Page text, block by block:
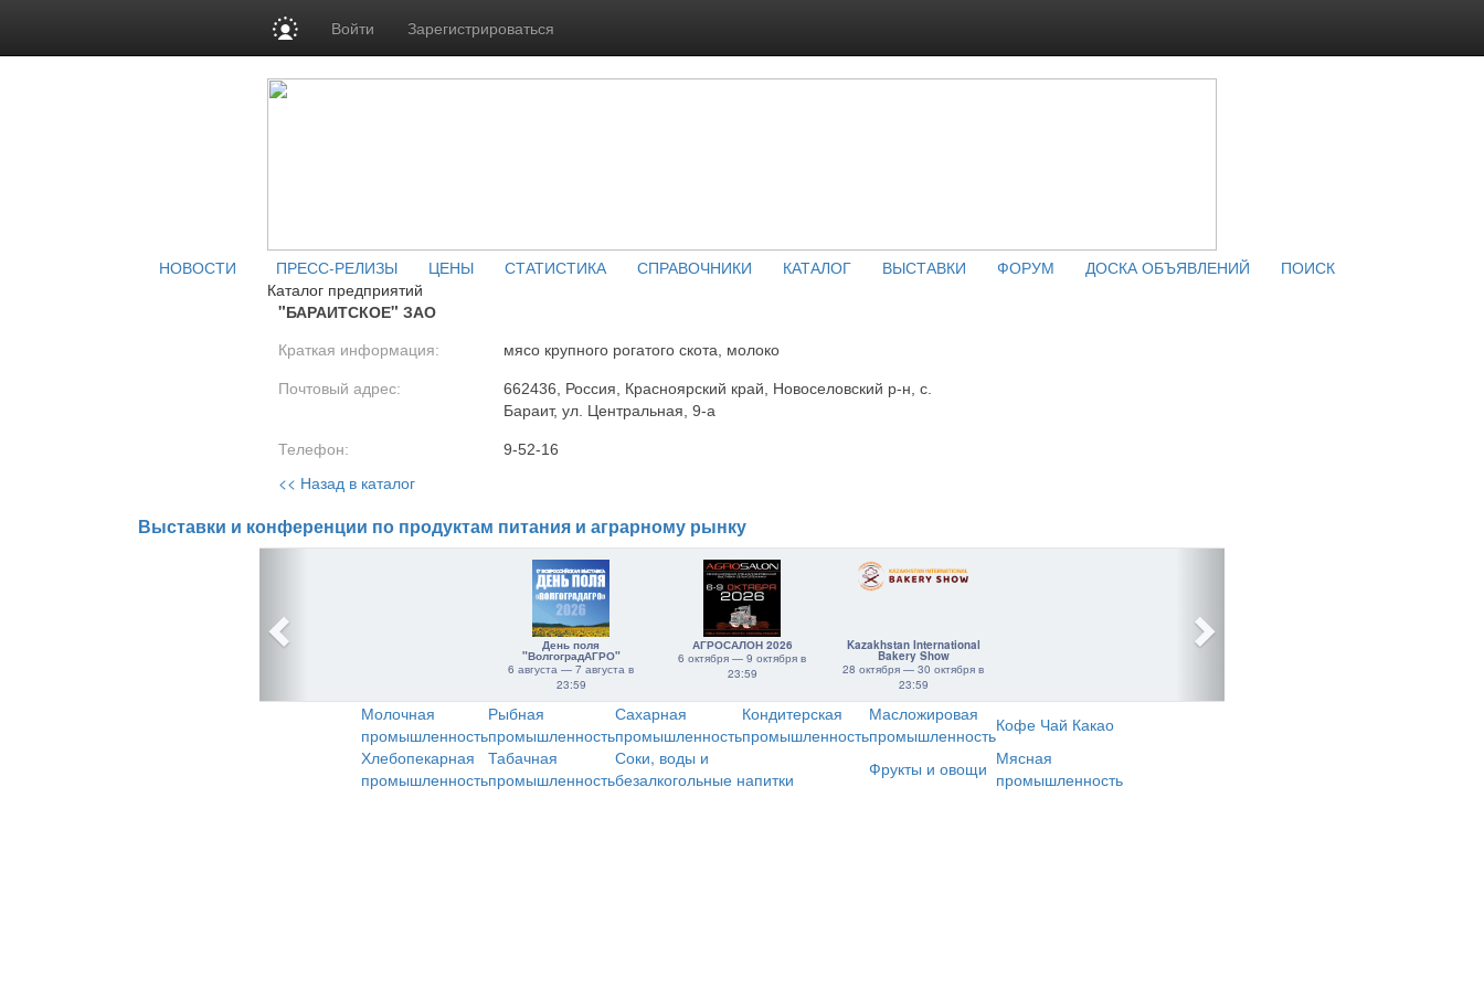
Войти Зарегистрироваться
НОВОСТИ ПРЕСС-РЕЛИЗЫ ЦЕНЫ СТАТИСТИКА СПРАВОЧНИКИ КАТАЛОГ ВЫСТАВКИ ФОРУМ ДОСКА ОБЪЯВЛЕНИЙ
ПОИСК
Каталог предприятий
"БАРАИТСКОЕ" ЗАО
Краткая информация: мясо крупного рогатого скота, молоко
Почтовый адрес:
662436, Россия, Красноярский край, Новоселовский р-н, с.
Бараит, ул. Центральная, 9-а
Телефон: 9-52-16
<< Назад в каталог
Выставки и конференции по продуктам питания и аграрному рынку
День поля
"ВолгоградАГРО"
6 августа — 7 августа в
23:59
АГРОСАЛОН 2026
6 октября — 9 октября в
23:59
Kazakhstan International
Bakery Show
28 октября — 30 октября в
23:59
Молочная
промышленность
Рыбная
промышленность
Сахарная
промышленность
Кондитерская
промышленность
Масложировая
промышленностьКофе Чай Какао
Хлебопекарная
промышленность
Табачная
промышленность
Соки, воды и
безалкогольные напитки
Фрукты и овощи Мясная
промышленность